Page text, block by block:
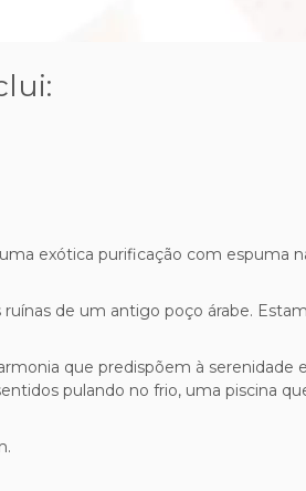
exótica purificação com espuma
ruínas de um antigo poço árabe.
que predispõem à serenidade
pulando no frio, uma piscina